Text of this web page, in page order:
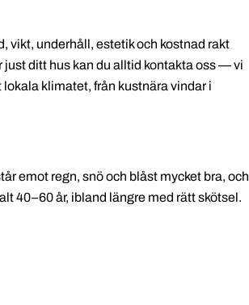
vikt, underhåll, estetik och kostnad rakt
just ditt hus kan du alltid kontakta oss — vi
klimatet, från kustnära vindar i
emot regn, snö och blåst mycket bra, och
40–60 år, ibland längre med rätt skötsel.